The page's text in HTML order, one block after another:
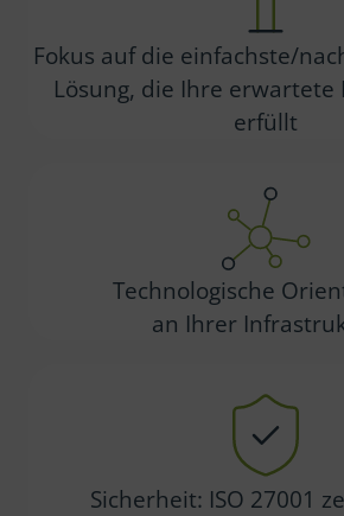
Fokus auf die einfachste/
Lösung, die Ihre erwartete
erfüllt
Technologische
an Ihrer
Sicherheit: ISO 27001